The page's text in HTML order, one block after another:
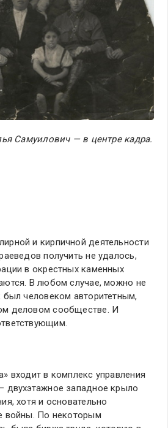
Самуилович — в центре кадра.
и кирпичной деятельности
получить не удалось,
в окрестных каменных
В любом случае, можно не
был человеком авторитетным,
деловом сообществе. И
входит в комплекс управления
двухэтажное западное крыло
хотя и основательно
войны. По некоторым